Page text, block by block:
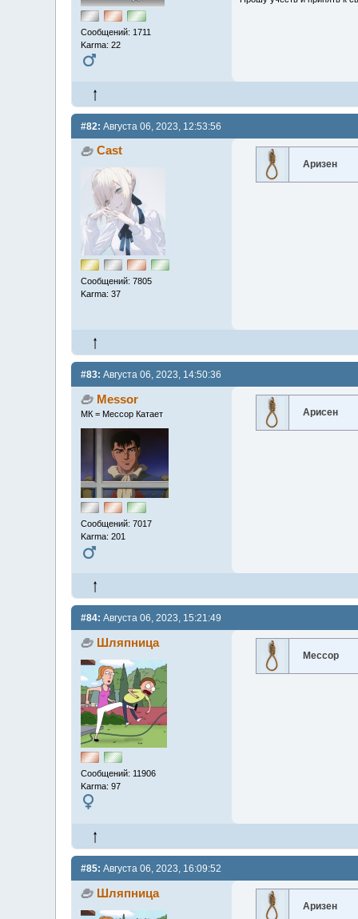
Сообщений: 1711
Karma: 22
#82: Августа 06, 2023, 12:53:56
Cast
Сообщений: 7805
Karma: 37
Аризен
#83: Августа 06, 2023, 14:50:36
Messor
МК = Мессор Катает
Сообщений: 7017
Karma: 201
Арисен
#84: Августа 06, 2023, 15:21:49
Шляпница
Сообщений: 11906
Karma: 97
Мессор
#85: Августа 06, 2023, 16:09:52
Шляпница
Аризен